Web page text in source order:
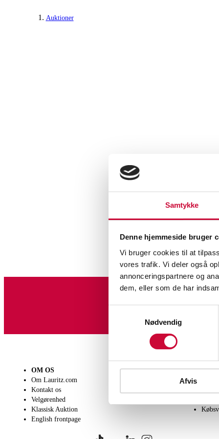
Samtykke
Denne hjemmeside bruger
Vi bruger cookies til at
vores trafik. Vi deler også
annonceringspartnere og
dem, eller som de har
Nødvendig
Afvis
Auktioner
Tilmeld dig vores
OM OS
Om Lauritz.com
Kontakt os
Velgørenhed
Klassisk Auktion
English frontpage
SÆLG
KØB